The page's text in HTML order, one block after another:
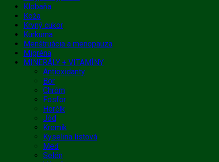
Klobaňa
Koža
Krvný cukor
Kurkuma
Menštruácia a menopauza
Migréna
MINERÁLY + VITAMÍNY
Antioxidanty
Bor
Chróm
Fosfor
Horčík
Jód
Kremík
Kyselina listová
Meď
Selén